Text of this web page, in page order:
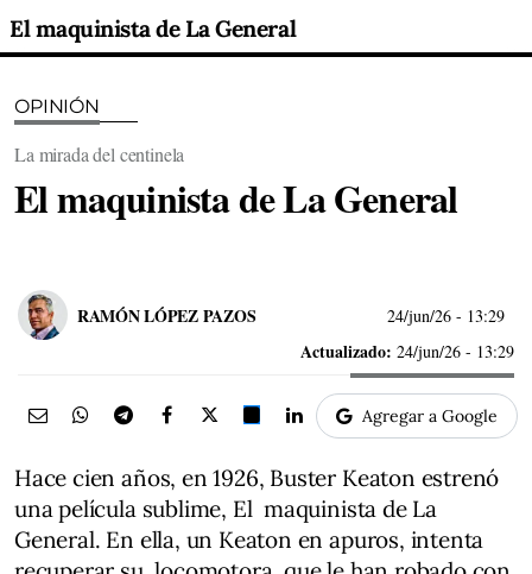
El maquinista de La General
OPINIÓN
La mirada del centinela
El maquinista de La General
RAMÓN LÓPEZ PAZOS 24/jun/26 - 13:29
Actualizado: 24/jun/26 - 13:29
Agregar a Google
Hace cien años, en 1926, Buster Keaton estrenó
una película sublime, El maquinista de La
General. En ella, un Keaton en apuros, intenta